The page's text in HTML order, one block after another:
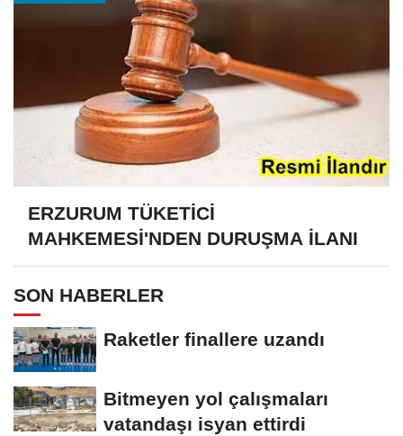
ERZURUM TÜKETİCİ
MAHKEMESİ'NDEN DURUŞMA İLANI
SON HABERLER
Raketler finallere uzandı
Bitmeyen yol çalışmaları
vatandaşı isyan ettirdi